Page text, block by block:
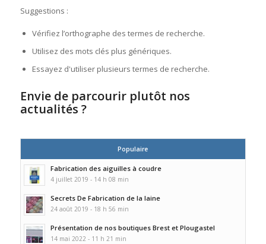
Suggestions :
Vérifiez l’orthographe des termes de recherche.
Utilisez des mots clés plus génériques.
Essayez d'utiliser plusieurs termes de recherche.
Envie de parcourir plutôt nos
actualités ?
Populaire
Fabrication des aiguilles à coudre
4 juillet 2019 - 14 h 08 min
Secrets De Fabrication de la laine
24 août 2019 - 18 h 56 min
Présentation de nos boutiques Brest et Plougastel
14 mai 2022 - 11 h 21 min